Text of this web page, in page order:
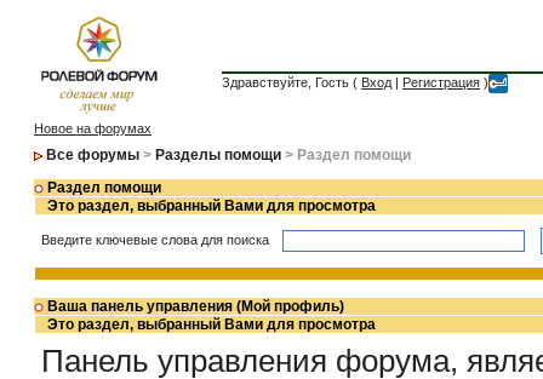
Здравствуйте, Гость ( Вход | Регистрация )
Новое на форумах
Все форумы > Разделы помощи > Раздел помощи
Раздел помощи
Это раздел, выбранный Вами для просмотра
Введите ключевые слова для поиска
Ваша панель управления (Мой профиль)
Это раздел, выбранный Вами для просмотра
Панель управления форума,